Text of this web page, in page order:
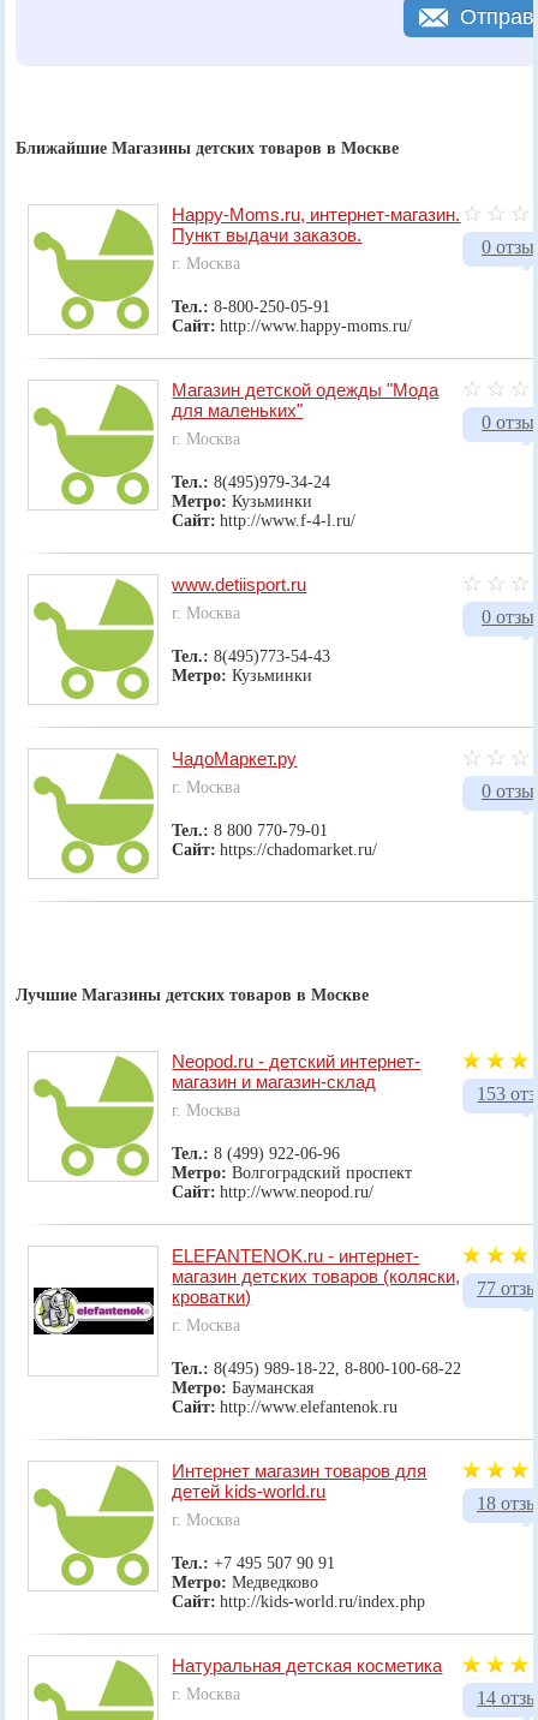
Ближайшие Магазины детских товаров в Москве
0
Happy-Moms.ru, интернет-магазин.
Пункт выдачи заказов.
г. Москва
Тел.:8-800-250-05-91
Сайт: http://www.happy-moms.ru/
0
Магазин детской одежды "Мода
для маленьких"
г. Москва
Тел.:8(495)979-34-24
Метро:Кузьминки
Сайт: http://www.f-4-l.ru/
0
www.detiisport.ru
г. Москва
Тел.:8(495)773-54-43
Метро:Кузьминки
0
ЧадоМаркет.ру
г. Москва
Тел.:8 800 770-79-01
Сайт: https://chadomarket.ru/
Лучшие Магазины детских товаров в Москве
153
Neopod.ru - детский интернет-
магазин и магазин-склад
г. Москва
Тел.:8 (499) 922-06-96
Метро:Волгоградский проспект
Сайт: http://www.neopod.ru/
77
ELEFANTENOK.ru - интернет-
магазин детских товаров (коляски,
кроватки)
г. Москва
Тел.:8(495) 989-18-22, 8-800-100-68-22
Метро:Бауманская
Сайт: http://www.elefantenok.ru
18
Интернет магазин товаров для
детей kids-world.ru
г. Москва
Тел.:+7 495 507 90 91
Метро:Медведково
Сайт: http://kids-world.ru/index.php
14
Натуральная детская косметика
г. Москва